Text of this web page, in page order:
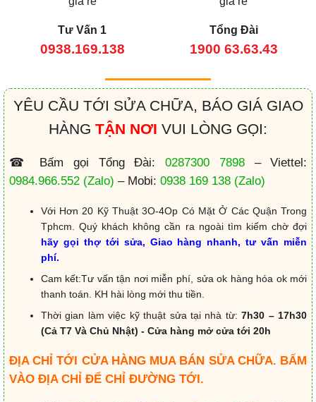
Tư Vấn 1
0938.169.138
Tổng Đài
1900 63.63.43
YÊU CẦU TỚI SỬA CHỮA, BÁO GIÁ GIAO
HÀNG TẬN NƠI VUI LÒNG GỌI:
☎ Bấm gọi Tổng Đài:0287300 7898– Viettel:
0984.966.552 (Zalo) – Mobi: 0938 169 138 (Zalo)
Với Hơn 20 Kỹ Thuật 3O-4Op Có Mặt Ở Các Quận Trong
Tphcm. Quý khách không cần ra ngoài tìm kiếm chờ đợi
hãy gọi thợ tới sửa, Giao hàng nhanh, tư vấn miễn
phí.
Cam kết:Tư vấn tận nơi miễn phí, sửa ok hàng hóa ok mới
thanh toán. KH hài lòng mới thu tiền.
Thời gian làm việc kỹ thuật sửa tại nhà từ: 7h30 – 17h30
(Cả T7 Và Chủ Nhật) - Cửa hàng mở cửa tới 20h
ĐỊA CHỈ TỚI CỬA HÀNG MUA BÁN SỬA CHỮA. BẤM
VÀO ĐỊA CHỈ ĐỂ CHỈ ĐƯỜNG TỚI.